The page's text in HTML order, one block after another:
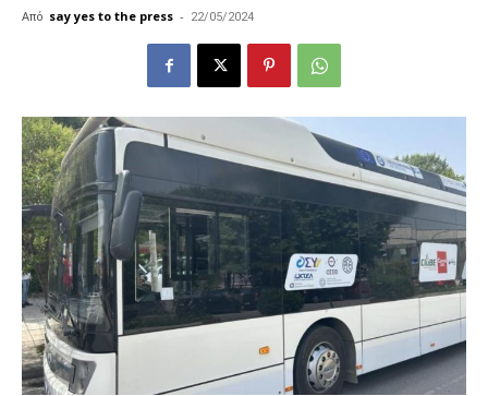
Από say yes to the press - 22/05/2024